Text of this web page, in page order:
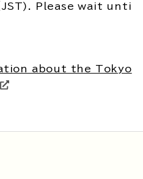
Please wait unti
about the Tokyo